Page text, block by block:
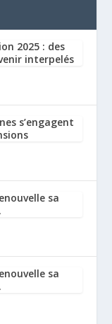
2025 : des
interpelés
s’engagent
sa
sa